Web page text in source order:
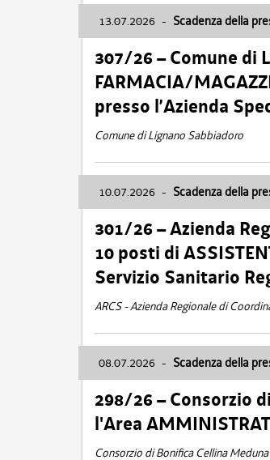
13.07.2026 - Scadenza della
307/26 – Comune di
FARMACIA/
presso l’Azienda
Comune di Lignano Sabbiadoro
10.07.2026 - Scadenza della
301/26 – Azienda
10 posti di
Servizio Sanitario
ARCS - Azienda Regionale di
08.07.2026 - Scadenza della
298/26 – Consorzio
l'Area
Consorzio di Bonifica Cellina Meduna